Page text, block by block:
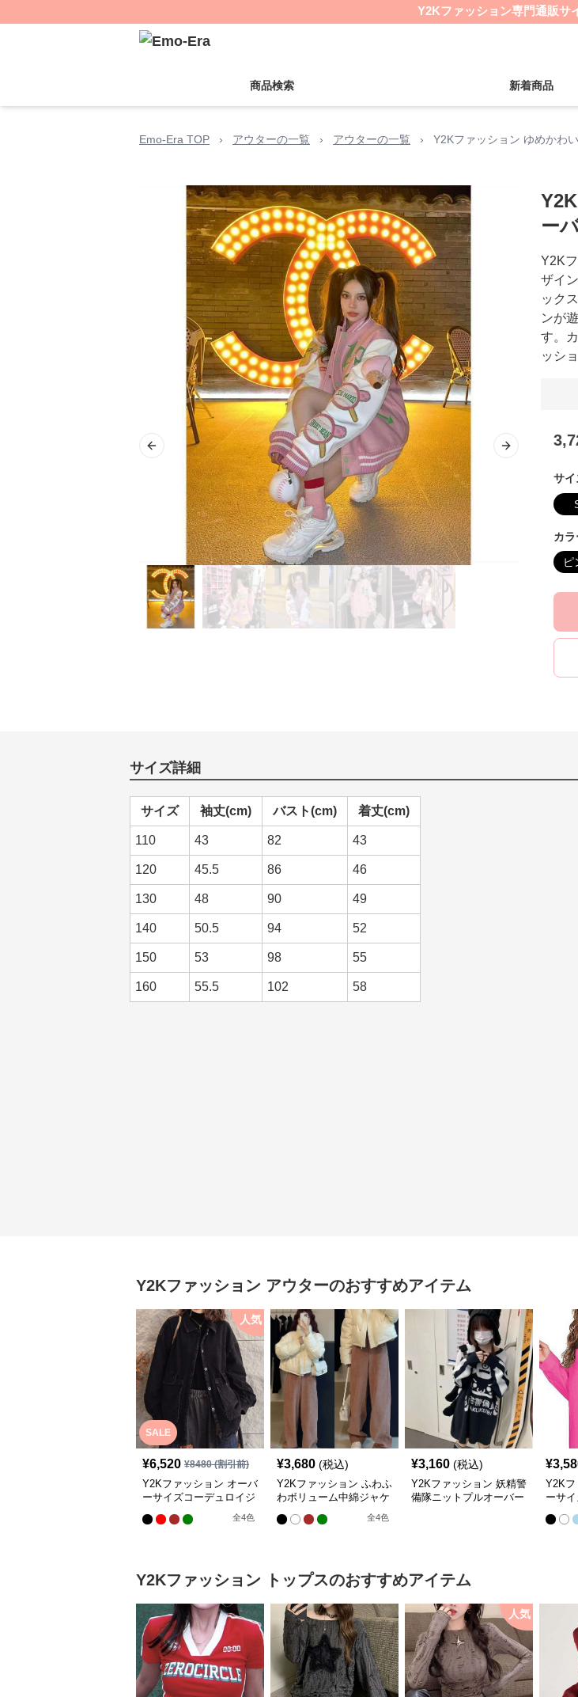
Y2Kファッション専門通販サ
商品検索 新着商品
Emo-Era TOP › アウターの一覧 › アウターの一覧 › Y2Kファッション ゆめかわ
Previous slide Next slide
ー
Y2K
ザイ
ック
ンが
す。
ッシ
サイ
カラ
ピ
サイズ詳細
サイズ 袖丈(cm) バスト(cm) 着丈(cm)
110 43 82 43
120 45.5 86 46
130 48 90 49
140 50.5 94 52
150 53 98 55
160 55.5 102 58
Y2Kファッション アウターのおすすめアイテム
SALE
人気
¥6,520 ¥8480(割引前)
Y2Kファッション オーバ
ーサイズコーデュロイジ
全4色
¥3,680 (税込)
Y2Kファッション ふわふ
わボリューム中綿ジャケ
全4色
¥3,160 (税込)
Y2Kファッション 妖精警
備隊ニットプルオーバー
¥
Y2Kフ
ーサ
Y2Kファッション トップスのおすすめアイテム
人気